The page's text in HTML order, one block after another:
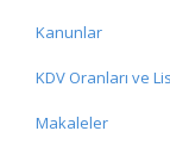
Kanunlar
KDV Oranları ve
Makaleler